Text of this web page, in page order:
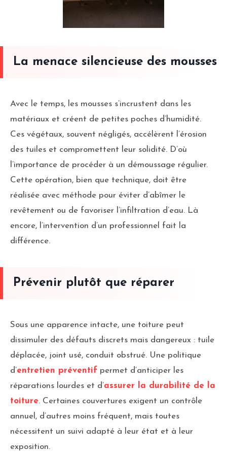
La menace silencieuse des mousses
Avec le temps, les mousses s’incrustent dans les
matériaux et créent de petites poches d’humidité.
Ces végétaux, souvent négligés, accélèrent l’érosion
des tuiles et compromettent leur solidité. D’où
l’importance de procéder à un démoussage régulier.
Cette opération, bien que technique, doit être
réalisée avec méthode pour éviter d’abîmer le
revêtement ou de favoriser l’infiltration d’eau. Là
encore, l’intervention d’un professionnel fait la
différence.
Prévenir plutôt que réparer
Sous une apparence intacte, une toiture peut
dissimuler des défauts discrets mais dangereux : tuile
déplacée, joint usé, conduit obstrué. Une politique
d’entretien préventif permet d’anticiper les
réparations lourdes et d’assurer la durabilité de la
toiture. Certaines couvertures exigent un contrôle
annuel, d’autres moins fréquent, mais toutes
nécessitent un suivi adapté à leur état et à leur
exposition.